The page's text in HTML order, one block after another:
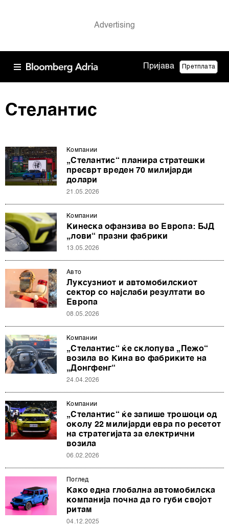
Пријава Претплата
Стелантис
Компании
„Стелантис“ планира стратешки
пресврт вреден 70 милијарди
долари
21.05.2026
Компании
Кинеска офанзива во Европа: БЈД
„лови“ празни фабрики
13.05.2026
Авто
Луксузниот и автомобилскиот
сектор со најслаби резултати во
Европа
08.05.2026
Компании
„Стелантис“ ќе склопува „Пежо“
возила во Кина во фабриките на
„Донгфенг“
24.04.2026
Компании
„Стелантис“ ќе запише трошоци од
околу 22 милијарди евра по ресетот
на стратегијата за електрични
возила
06.02.2026
Поглед
Како една глобална автомобилска
компанија почна да го губи својот
ритам
04.12.2025